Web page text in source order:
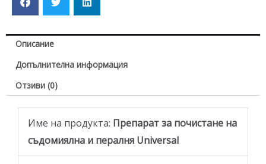
Описание
Допълнителна информация
Отзиви (0)
Име на продукта: Препарат за почистане на
съдомиялна и пералня Universal